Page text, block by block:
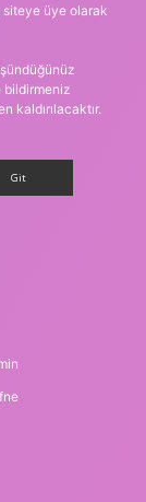
siteye üye olarak
bildirmeniz
kaldırılacaktır.